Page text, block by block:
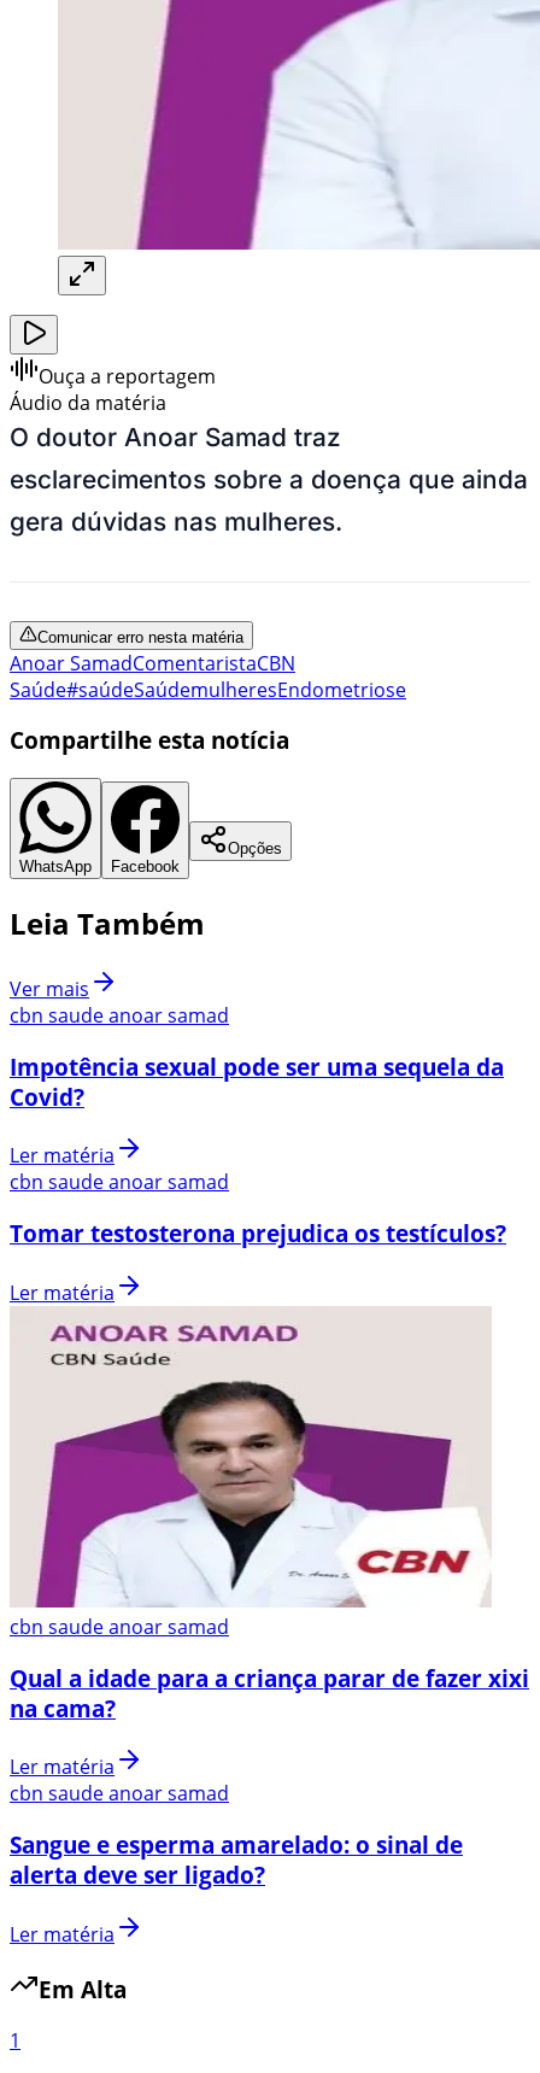
Ouça a reportagem
Áudio da matéria
O doutor Anoar Samad traz
esclarecimentos sobre a doença que ainda
gera dúvidas nas mulheres.
Comunicar erro nesta matéria
Anoar SamadComentaristaCBN
Saúde#saúdeSaúdemulheresEndometriose
Compartilhe esta notícia
WhatsApp Facebook
Opções
Leia Também
Ver mais
cbn saude anoar samad
Impotência sexual pode ser uma sequela da
Covid?
Ler matéria
cbn saude anoar samad
Tomar testosterona prejudica os testículos?
Ler matéria
cbn saude anoar samad
Qual a idade para a criança parar de fazer xixi
na cama?
Ler matéria
cbn saude anoar samad
Sangue e esperma amarelado: o sinal de
alerta deve ser ligado?
Ler matéria
Em Alta
1